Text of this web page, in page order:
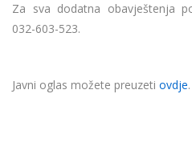
Za sva dodatna obavještenja
032-603-523.
Javni oglas možete preuzeti ovdje.